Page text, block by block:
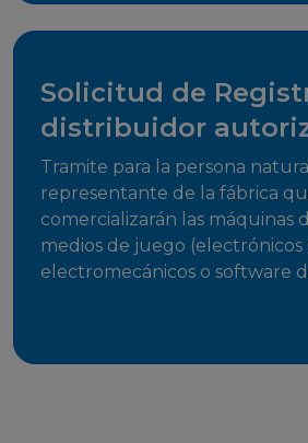
Solicitud de
distribuidor
Tramite para la persona
representante de la fábrica
comercializarán las máquinas
medios de juego (electrónicos
electromecánicos o software